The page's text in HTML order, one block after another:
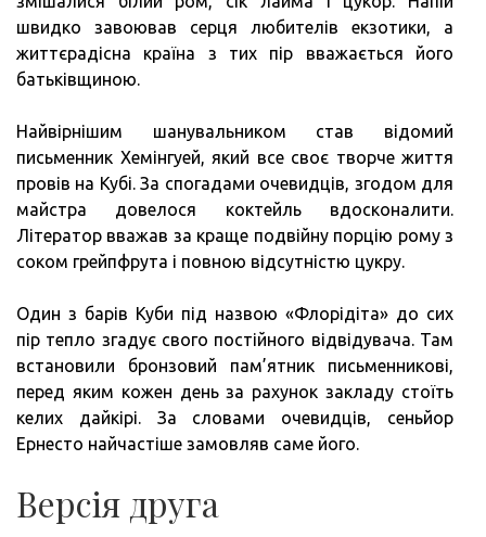
швидко завоював серця любителів екзотики, а
життєрадісна країна з тих пір вважається його
батьківщиною.
Найвірнішим шанувальником став відомий
письменник Хемінгуей, який все своє творче життя
провів на Кубі. За спогадами очевидців, згодом для
майстра довелося коктейль вдосконалити.
Літератор вважав за краще подвійну порцію рому з
соком грейпфрута і повною відсутністю цукру.
Один з барів Куби під назвою «Флорідіта» до сих
пір тепло згадує свого постійного відвідувача. Там
встановили бронзовий пам’ятник письменникові,
перед яким кожен день за рахунок закладу стоїть
келих дайкірі. За словами очевидців, сеньйор
Ернесто найчастіше замовляв саме його.
Версія друга